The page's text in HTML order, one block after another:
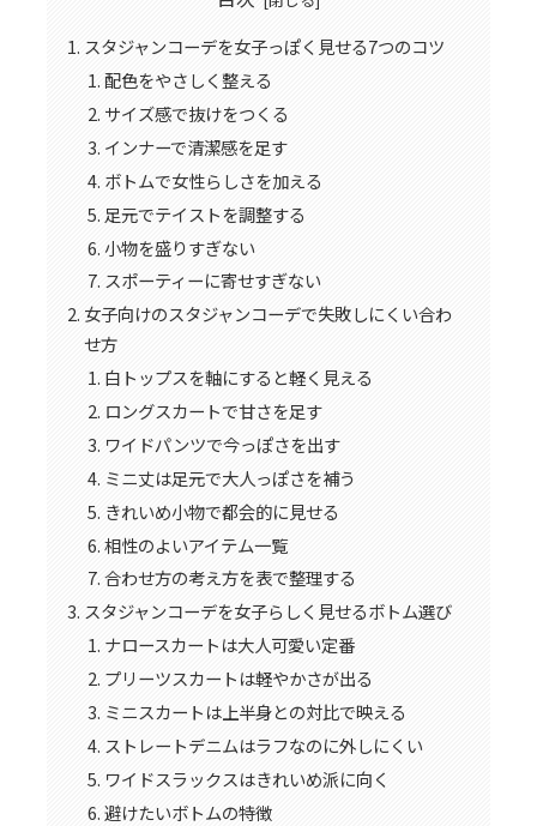
スタジャンコーデを女子っぽく見せる7つのコツ
配色をやさしく整える
サイズ感で抜けをつくる
インナーで清潔感を足す
ボトムで女性らしさを加える
足元でテイストを調整する
小物を盛りすぎない
スポーティーに寄せすぎない
女子向けのスタジャンコーデで失敗しにくい合わ
せ方
白トップスを軸にすると軽く見える
ロングスカートで甘さを足す
ワイドパンツで今っぽさを出す
ミニ丈は足元で大人っぽさを補う
きれいめ小物で都会的に見せる
相性のよいアイテム一覧
合わせ方の考え方を表で整理する
スタジャンコーデを女子らしく見せるボトム選び
ナロースカートは大人可愛い定番
プリーツスカートは軽やかさが出る
ミニスカートは上半身との対比で映える
ストレートデニムはラフなのに外しにくい
ワイドスラックスはきれいめ派に向く
避けたいボトムの特徴